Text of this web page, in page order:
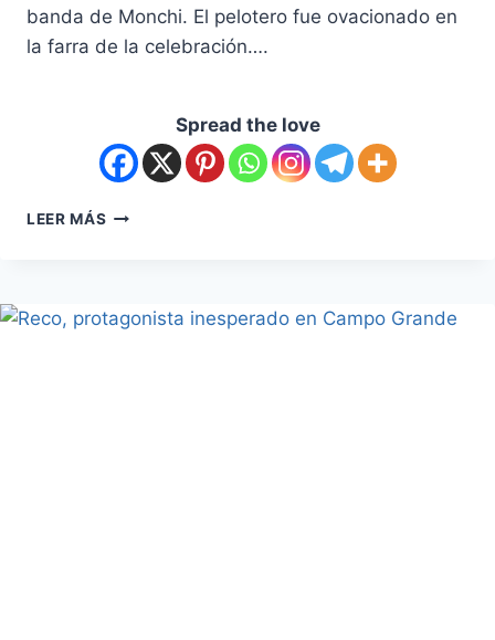
banda de Monchi. El pelotero fue ovacionado en
la farra de la celebración….
Spread the love
LEER MÁS